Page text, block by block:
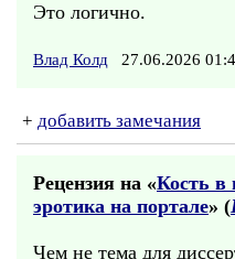
Это логично.
Влад Колд 27.06.2026
+ добавить замечания
Рецензия на «Кость в
эротика на портале» (
Чем не тема для